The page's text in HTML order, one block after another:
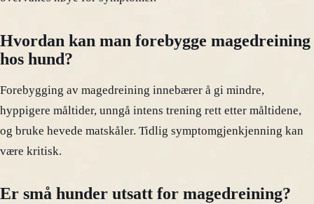
Hvordan kan man forebygge magedreining
hos hund?
Forebygging av magedreining innebærer å gi mindre,
hyppigere måltider, unngå intens trening rett etter måltidene,
og bruke hevede matskåler. Tidlig symptomgjenkjenning kan
være kritisk.
Er små hunder utsatt for magedreining?